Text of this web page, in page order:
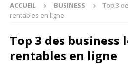
ACCUEIL BUSINESS
Top 3
rentables en ligne
Top 3 des business
rentables en ligne